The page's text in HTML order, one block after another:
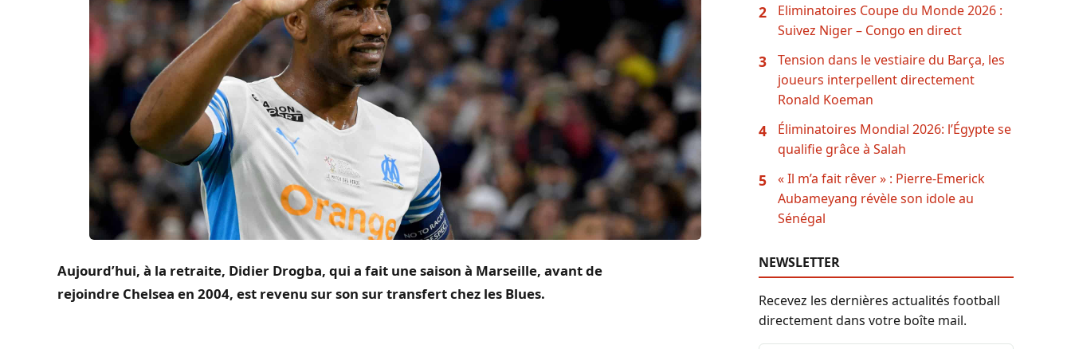
Aujourd’hui, à la retraite, Didier Drogba, qui a fait une saison à Marseille, avant de
rejoindre Chelsea en 2004, est revenu sur son sur transfert chez les Blues.
2
Eliminatoires Coupe du Monde 2026 :
Suivez Niger – Congo en direct
3
Tension dans le vestiaire du Barça, les
joueurs interpellent directement
Ronald Koeman
4
Éliminatoires Mondial 2026: l’Égypte se
qualifie grâce à Salah
5
« Il m’a fait rêver » : Pierre-Emerick
Aubameyang révèle son idole au
Sénégal
NEWSLETTER
Recevez les dernières actualités football
directement dans votre boîte mail.